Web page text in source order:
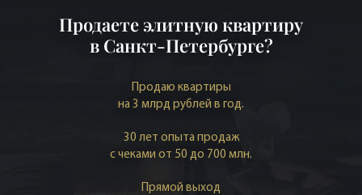
Продаете элитную квартиру
в Санкт-Петербурге?
Продаю квартиры
на 3 млрд рублей в год.
30 лет опыта продаж
с чеками от 50 до 700 млн.
Прямой выход